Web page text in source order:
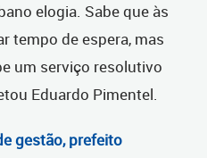
elogia. Sabe que às
tempo de espera, mas
um serviço resolutivo
Eduardo Pimentel.
gestão, prefeito